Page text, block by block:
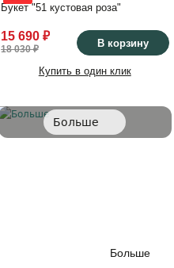
Букет "51 кустовая роза"
15 690 ₽
18 030 ₽ В корзину
Купить в один клик
Больше
Больше